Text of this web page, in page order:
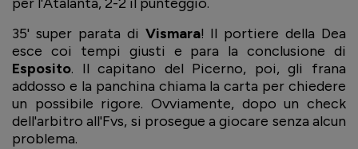
per l'Atalanta, 2-2 il punteggio.
35' super parata di Vismara! Il portiere della Dea
esce coi tempi giusti e para la conclusione di
Esposito. Il capitano del Picerno, poi, gli frana
addosso e la panchina chiama la carta per chiedere
un possibile rigore. Ovviamente, dopo un check
dell'arbitro all'Fvs, si prosegue a giocare senza alcun
problema.